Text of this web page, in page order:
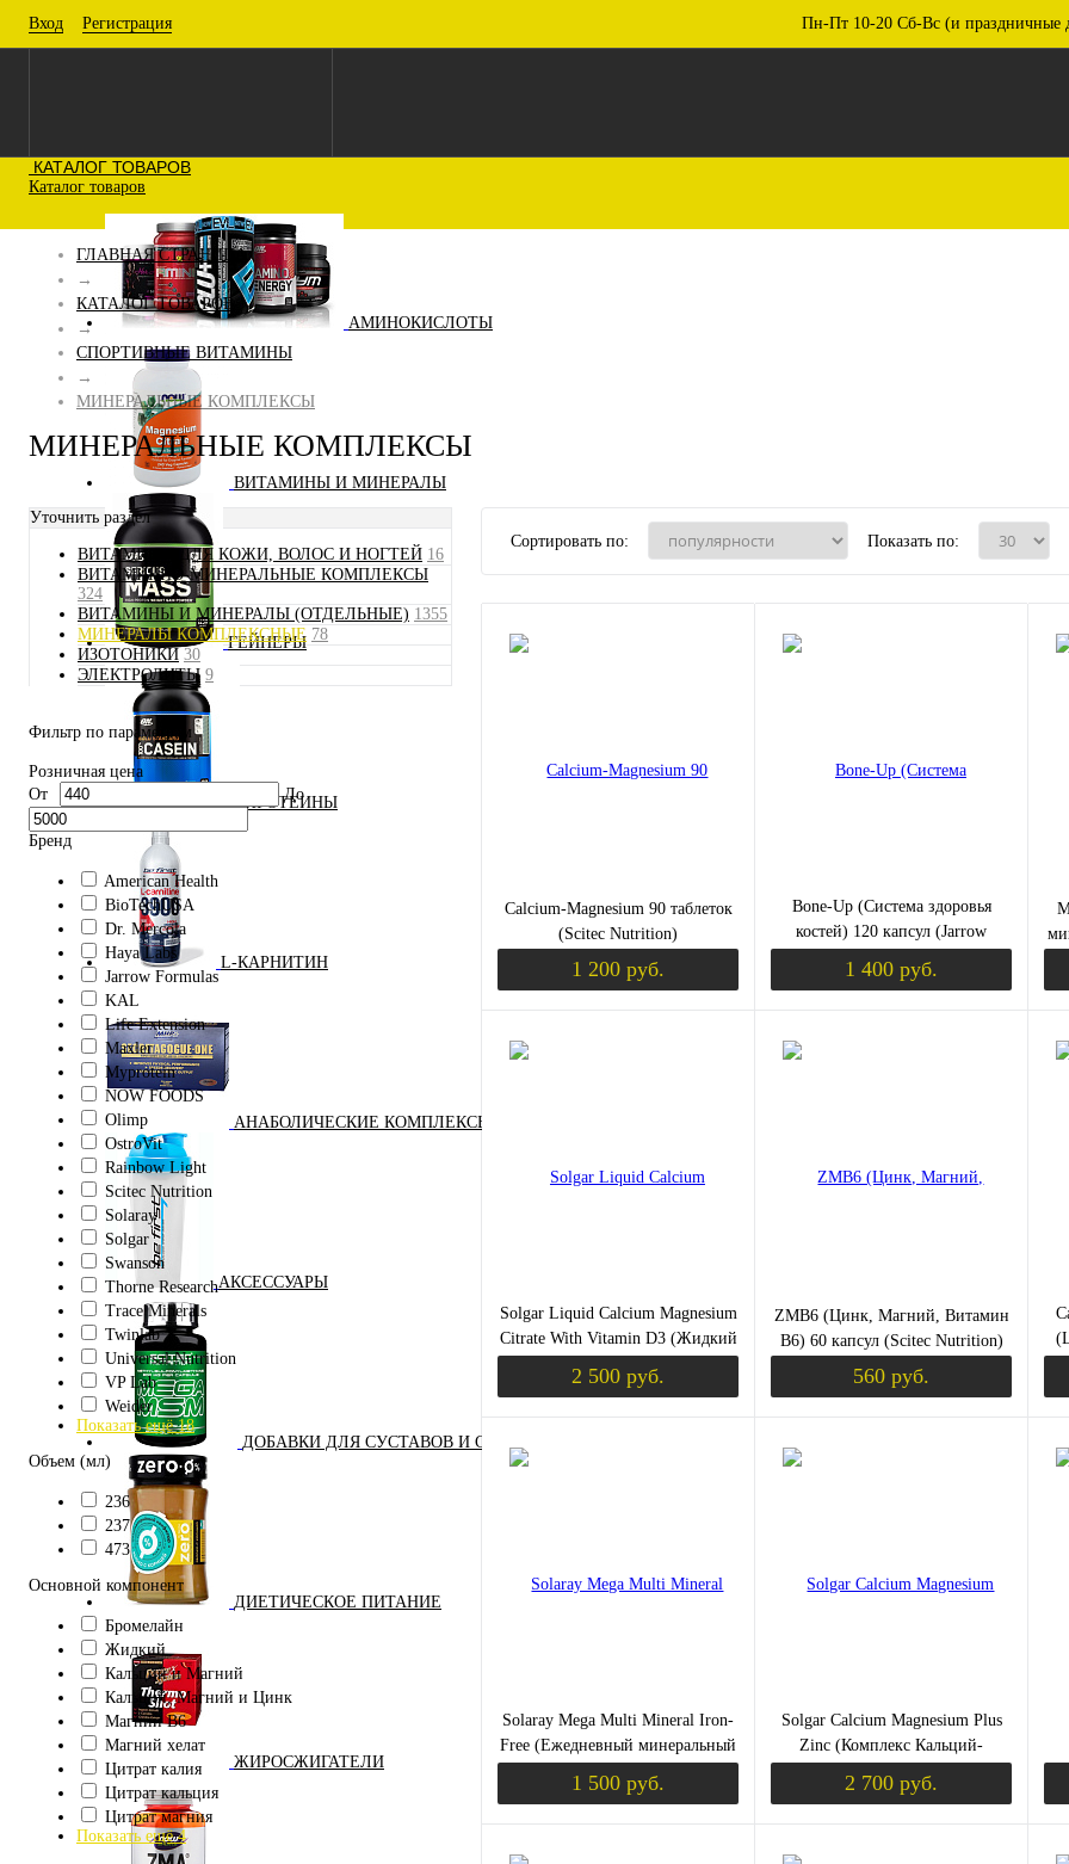
Вход Регистрация Пн-Пт 10-20 Сб-Вс (и праздничные
КАТАЛОГ ТОВАРОВ
Каталог товаров
АМИНОКИСЛОТЫ
ВИТАМИНЫ И МИНЕРАЛЫ
ГЕЙНЕРЫ
ПРОТЕИНЫ
L-КАРНИТИН
АНАБОЛИЧЕСКИЕ КОМПЛЕКСЫ(ПОВЫШЕНИЕ ТЕСТОСТЕРОНА)
АКСЕССУАРЫ
ДОБАВКИ ДЛЯ СУСТАВОВ И СВЯЗОК (ХОНДРОПРОТЕКТОРЫ)
ДИЕТИЧЕСКОЕ ПИТАНИЕ
ЖИРОСЖИГАТЕЛИ
ГЛАВНАЯ СТРАНИЦА
→
КАТАЛОГ ТОВАРОВ
→
СПОРТИВНЫЕ ВИТАМИНЫ
→
МИНЕРАЛЬНЫЕ КОМПЛЕКСЫ
МИНЕРАЛЬНЫЕ КОМПЛЕКСЫ
Уточнить раздел
ВИТАМИНЫ ДЛЯ КОЖИ, ВОЛОС И НОГТЕЙ 16
ВИТАМИННО-МИНЕРАЛЬНЫЕ КОМПЛЕКСЫ
324
ВИТАМИНЫ И МИНЕРАЛЫ (ОТДЕЛЬНЫЕ) 1355
МИНЕРАЛЫ КОМПЛЕКСНЫЕ 78
ИЗОТОНИКИ 30
ЭЛЕКТРОЛИТЫ 9
Фильтр по параметрам
Розничная цена
От
До
Бренд
American Health
BioTechUSA
Dr. Mercola
Haya Labs
Jarrow Formulas
KAL
Life Extension
Maxler
Myprotein
NOW FOODS
Olimp
OstroVit
Rainbow Light
Scitec Nutrition
Solaray
Solgar
Swanson
Thorne Research
Trace Minerals
Twinlab
Universal Nutrition
VP Lab
Weider
Показать ещё 18
Объем (мл)
236
237
473
Основной компонент
Бромелайн
Жидкий
Кальций и Магний
Кальций, Магний и Цинк
Магний B6
Магний хелат
Цитрат калия
Цитрат кальция
Цитрат магния
Показать ещё 4
Сортировать по: Показать по:
Calcium-Magnesium 90 таблеток
(Scitec Nutrition)
1 200 руб.
Уведомить о поступлении
Bone-Up (Система здоровья
костей) 120 капсул (Jarrow
1 400 руб.
Уведомить о
Solgar Liquid Calcium Magnesium
Citrate With Vitamin D3 (Жидкий
Витамином D3) 473 мл. со
вкусом Апельсин-Ваниль
2 500 руб.
Уведомить о поступлении
ZMB6 (Цинк, Магний, Витамин
B6) 60 капсул (Scitec Nutrition)
560 руб.
Уведомить о
Solaray Mega Multi Mineral Iron-
Free (Ежедневный минеральный
1 500 руб.
Solgar Calcium Magnesium Plus
Zinc (Комплекс Кальций-
2 700 руб.